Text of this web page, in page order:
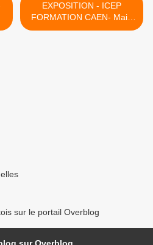
EXPOSITION - ICEP
FORMATION CAEN- Mai -
Juin >
sur le portail Overblog